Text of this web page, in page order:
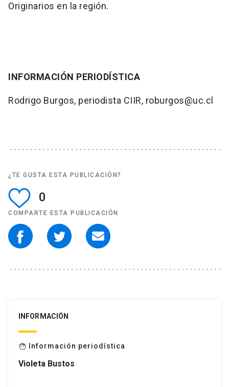
Originarios en la región.
INFORMACIÓN PERIODÍSTICA
Rodrigo Burgos, periodista CIIR, roburgos@uc.cl
¿TE GUSTA ESTA PUBLICACIÓN?
0
COMPARTE ESTA PUBLICACIÓN
INFORMACIÓN
face Información periodística
Violeta Bustos